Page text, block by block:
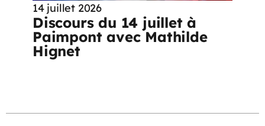
14 juillet 2026
Discours du 14 juillet à
Paimpont avec Mathilde
Hignet